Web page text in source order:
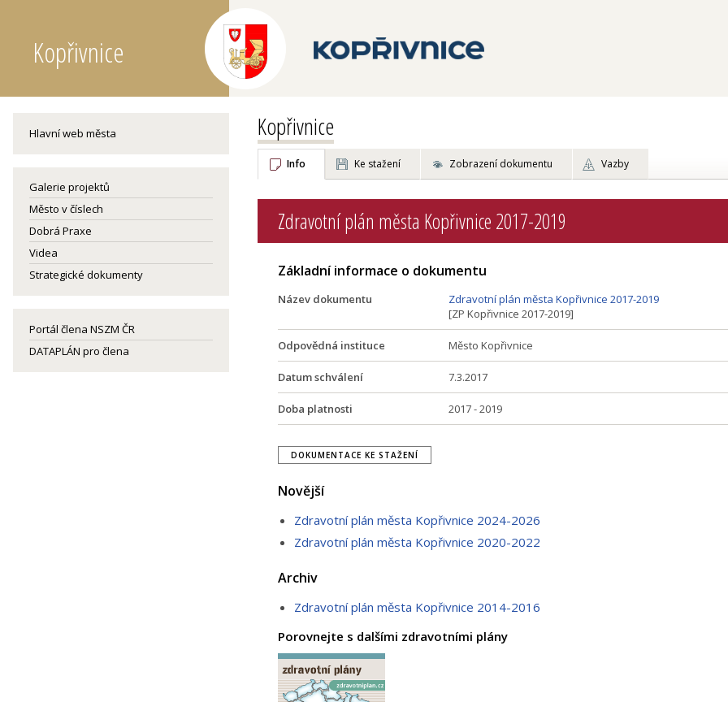
Kopřivnice
Hlavní web města
Galerie projektů
Město v číslech
Dobrá Praxe
Videa
Strategické dokumenty
Portál člena NSZM ČR
DATAPLÁN pro člena
Kopřivnice
Info Ke stažení Zobrazení dokumentu Vazby
Zdravotní plán města Kopřivnice 2017-2019
Základní informace o dokumentu
Název dokumentu
Zdravotní plán města Kopřivnice 2017-2019
[ZP Kopřivnice 2017-2019]
Odpovědná instituce Město Kopřivnice
Datum schválení 7.3.2017
Doba platnosti 2017 - 2019
DOKUMENTACE KE STAŽENÍ
Novější
Zdravotní plán města Kopřivnice 2024-2026
Zdravotní plán města Kopřivnice 2020-2022
Archiv
Zdravotní plán města Kopřivnice 2014-2016
Porovnejte s dalšími zdravotními plány